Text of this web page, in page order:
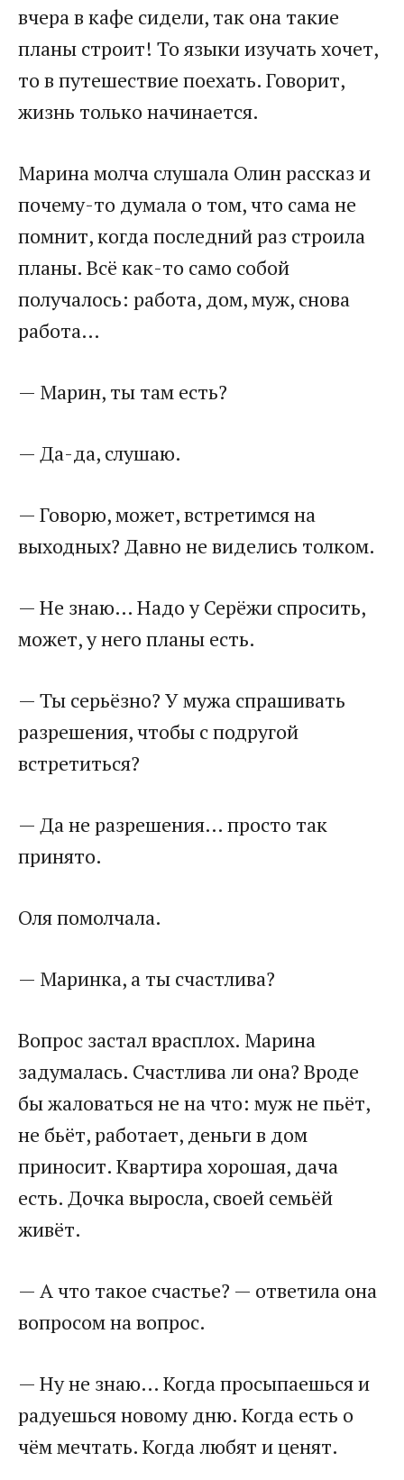
вчера в кафе сидели, так она такие
планы строит! То языки изучать хочет,
то в путешествие поехать. Говорит,
жизнь только начинается.
Марина молча слушала Олин рассказ и
почему-то думала о том, что сама не
помнит, когда последний раз строила
планы. Всё как-то само собой
получалось: работа, дом, муж, снова
работа…
— Марин, ты там есть?
— Да-да, слушаю.
— Говорю, может, встретимся на
выходных? Давно не виделись толком.
— Не знаю… Надо у Серёжи спросить,
может, у него планы есть.
— Ты серьёзно? У мужа спрашивать
разрешения, чтобы с подругой
встретиться?
— Да не разрешения… просто так
принято.
Оля помолчала.
— Маринка, а ты счастлива?
Вопрос застал врасплох. Марина
задумалась. Счастлива ли она? Вроде
бы жаловаться не на что: муж не пьёт,
не бьёт, работает, деньги в дом
приносит. Квартира хорошая, дача
есть. Дочка выросла, своей семьёй
живёт.
— А что такое счастье? — ответила она
вопросом на вопрос.
— Ну не знаю… Когда просыпаешься и
радуешься новому дню. Когда есть о
чём мечтать. Когда любят и ценят.